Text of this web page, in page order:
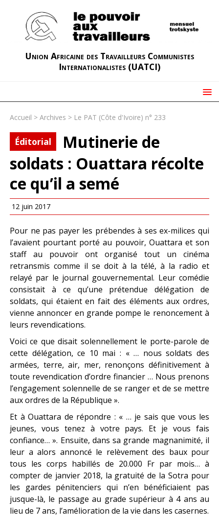
Union Africaine des Travailleurs Communistes
Internationalistes (UATCI)
Accueil > Archives > Le PAT (Côte d'Ivoire) n° 233
Éditorial
Mutinerie de
soldats : Ouattara récolte
ce qu’il a semé
12 juin 2017
Pour ne pas payer les prébendes à ses ex-milices qui
l’avaient pourtant porté au pouvoir, Ouattara et son
staff au pouvoir ont organisé tout un cinéma
retransmis comme il se doit à la télé, à la radio et
relayé par le journal gouvernemental. Leur comédie
consistait à ce qu’une prétendue délégation de
soldats, qui étaient en fait des éléments aux ordres,
vienne annoncer en grande pompe le renoncement à
leurs revendications.
Voici ce que disait solennellement le porte-parole de
cette délégation, ce 10 mai : « … nous soldats des
armées, terre, air, mer, renonçons définitivement à
toute revendication d’ordre financier … Nous prenons
l’engagement solennelle de se ranger et de se mettre
aux ordres de la République ».
Et à Ouattara de répondre : « … je sais que vous les
jeunes, vous tenez à votre pays. Et je vous fais
confiance… ». Ensuite, dans sa grande magnanimité, il
leur a alors annoncé le relèvement des baux pour
tous les corps habillés de 20.000 Fr par mois… à
compter de janvier 2018, la gratuité de la Sotra pour
les gardes pénitenciers qui n’en bénéficiaient pas
jusque-là, le passage au grade supérieur à 4 ans au
lieu de 7 ans, l’amélioration de la vie dans les casernes.